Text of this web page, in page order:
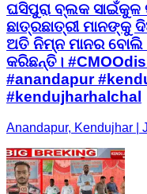
ଘସିପୁରା ବ୍ଲକ ସାଇଁକୁଳ
ଛାତ୍ରଛାତ୍ରୀ ମାନଙ୍କୁ
ଅତି ନିମ୍ନ ମାନର ବୋଲି
କରିଛନ୍ତି।
#anandapur
#kendujharhalchal
Anandapur, Kendujhar |